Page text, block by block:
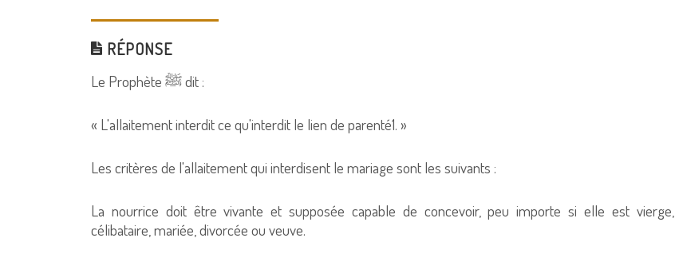
RÉPONSE
Le Prophète ﷺ dit :
« L'allaitement interdit ce qu'interdit le lien de parenté1. »
Les critères de l'allaitement qui interdisent le mariage sont les suivants :
La nourrice doit être vivante et supposée capable de concevoir, peu importe si elle est vierge,
célibataire, mariée, divorcée ou veuve.